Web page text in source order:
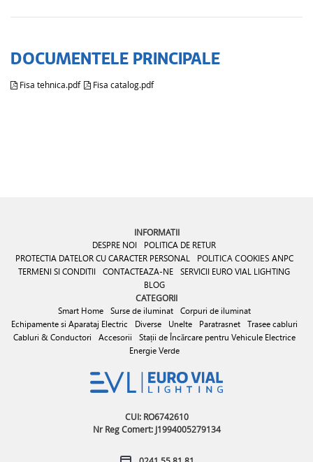
DOCUMENTELE PRINCIPALE
Fisa tehnica.pdf Fisa catalog.pdf
INFORMATII
DESPRE NOI
POLITICA DE RETUR
PROTECTIA DATELOR CU CARACTER PERSONAL
POLITICA COOKIES ANPC
TERMENI SI CONDITII
CONTACTEAZA-NE SERVICII EURO VIAL LIGHTING
BLOG
CATEGORII
Smart Home Surse de iluminat
Corpuri de iluminat
Echipamente si Aparataj Electric
Diverse Unelte Paratrasnet
Trasee cabluri
Cabluri & Conductori
Accesorii
Stații de Încărcare pentru Vehicule Electrice
Energie Verde
CUI: RO6742610
Nr Reg Comert: J1994005279134